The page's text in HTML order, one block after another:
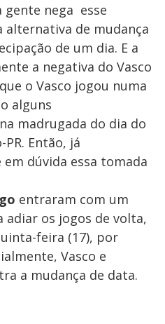
gente nega esse
alternativa de mudança
de um dia. E a
a negativa do Vasco
o Vasco jogou numa
alguns
madrugada do dia do
Então, já
dúvida essa tomada
entraram com um
adiar os jogos de volta,
feira (17), por
Vasco e
a mudança de data.